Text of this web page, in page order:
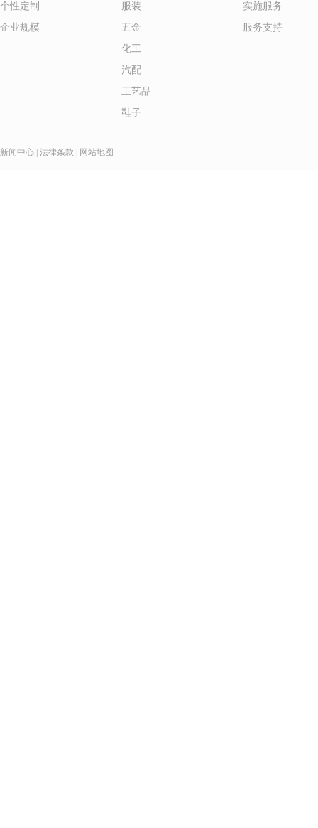
个性定制
企业规模
服装
五金
化工
汽配
工艺品
鞋子
实施服务
服务支持
新闻中心 法律条款 网站地图